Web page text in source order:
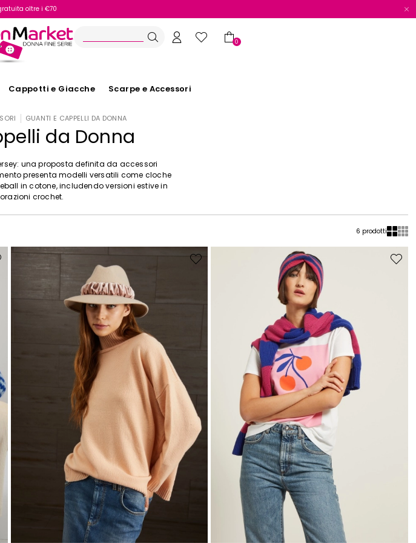
e veloce
oltre i €70
0
Cappotti e Giacche Scarpe e Accessori
GUANTI E CAPPELLI DA DONNA
da Donna
una proposta definita da accessori
presenta modelli versatili come cloche
in cotone, includendo versioni estive in
crochet.
6 prodotti
Sposta
Sposta